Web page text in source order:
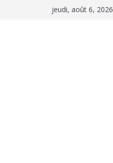
jeudi, août 6, 2026